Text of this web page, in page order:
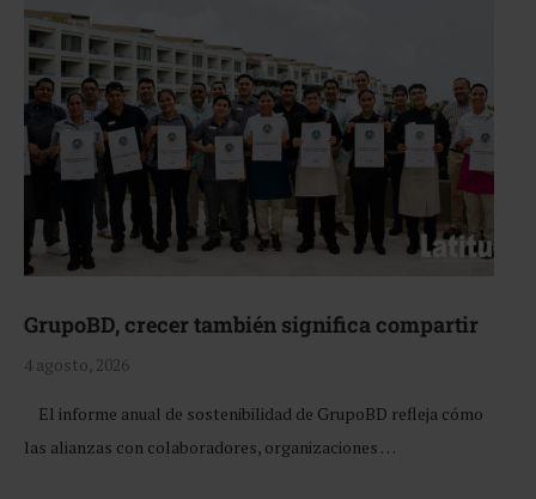
GrupoBD, crecer también significa compartir
4 agosto, 2026
El informe anual de sostenibilidad de GrupoBD refleja cómo
las alianzas con colaboradores, organizaciones …